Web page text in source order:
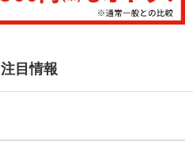
注目情報